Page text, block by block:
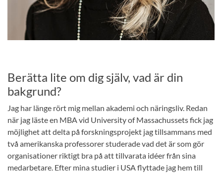
Berätta lite om dig själv, vad är din
bakgrund?
Jag har länge rört mig mellan akademi och näringsliv. Redan
när jag läste en MBA vid University of Massachussets fick jag
möjlighet att delta på forskningsprojekt jag tillsammans med
två amerikanska professorer studerade vad det är som gör
organisationer riktigt bra på att tillvarata idéer från sina
medarbetare. Efter mina studier i USA flyttade jag hem till